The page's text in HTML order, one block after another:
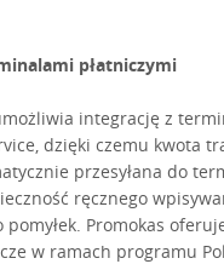
płatniczymi
integrację z
dzięki czemu kwota
przesyłana do
ręcznego
pomyłek. Promokas
w ramach programu